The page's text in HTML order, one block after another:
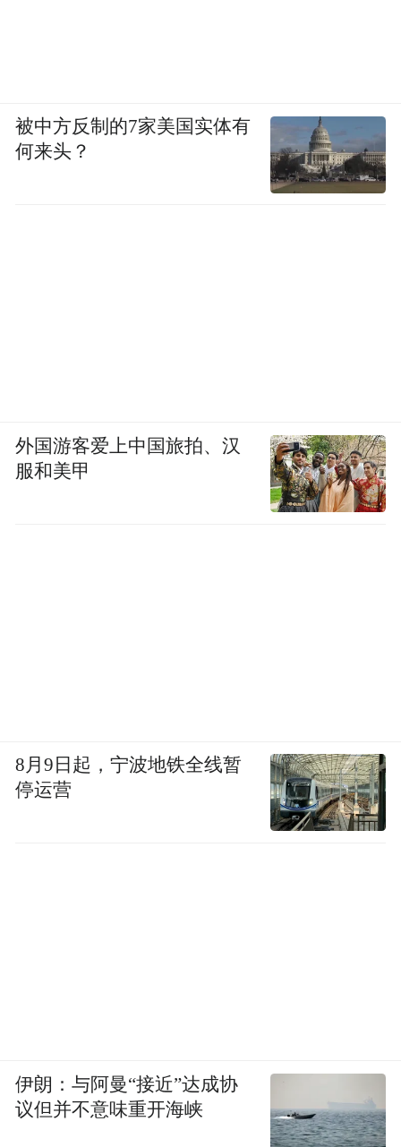
被中方反制的7家美国实体有
何来头？
外国游客爱上中国旅拍、汉
服和美甲
8月9日起，宁波地铁全线暂
停运营
伊朗：与阿曼“接近”达成协
议但并不意味重开海峡